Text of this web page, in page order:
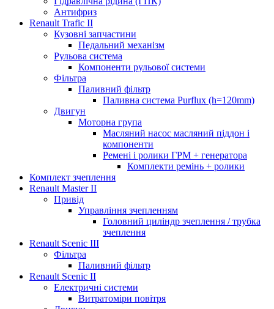
Антифриз
Renault Trafic II
Кузовні запчастини
Педальний механізм
Рульова система
Компоненти рульової системи
Фільтра
Паливний фільтр
Паливна система Purflux (h=120mm)
Двигун
Моторна група
Масляний насос масляний піддон і
компоненти
Ремені і ролики ГРМ + генератора
Комплекти ремінь + ролики
Комплект зчеплення
Renault Master II
Привід
Управління зчепленням
Головний циліндр зчеплення / трубка
зчеплення
Renault Scenic III
Фільтра
Паливний фільтр
Renault Scenic II
Електричні системи
Витратоміри повітря